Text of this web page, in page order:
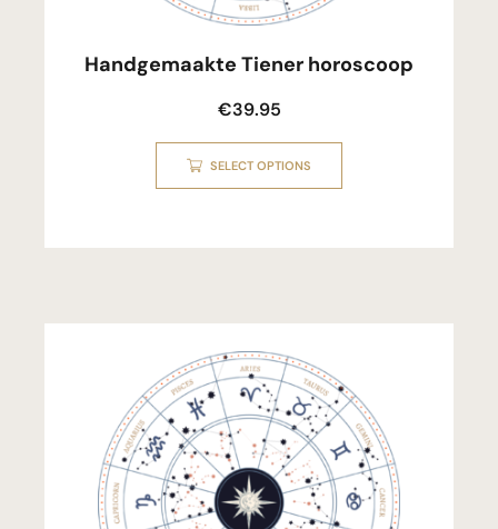
Handgemaakte Tiener horoscoop
€39.95
SELECT OPTIONS